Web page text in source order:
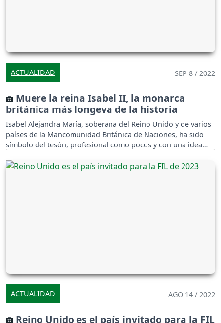
ACTUALIDAD SEP 8 / 2022
Muere la reina Isabel II, la monarca
británica más longeva de la historia
Isabel Alejandra María, soberana del Reino Unido y de varios
países de la Mancomunidad Británica de Naciones, ha sido
símbolo del tesón, profesional como pocos y con una idea
ACTUALIDAD AGO 14 / 2022
Reino Unido es el país invitado para la FIL